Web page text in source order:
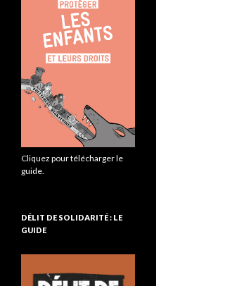
Cliquez pour télécharger le
guide.
DÉLIT DE SOLIDARITÉ : LE
GUIDE